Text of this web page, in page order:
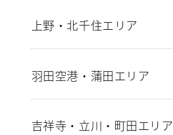
上野・北千住エリア
羽田空港・蒲田エリア
吉祥寺・立川・町田エリア